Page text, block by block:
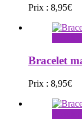
Prix : 8,95€
Bracelet
Prix : 8,95€